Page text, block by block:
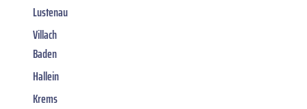
Lustenau
Villach
Baden
Hallein
Krems